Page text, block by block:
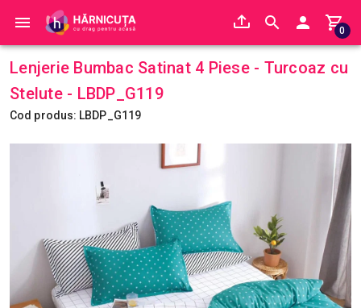
0
Lenjerie Bumbac Satinat 4 Piese - Turcoaz cu
Stelute - LBDP_G119
Cod produs: LBDP_G119